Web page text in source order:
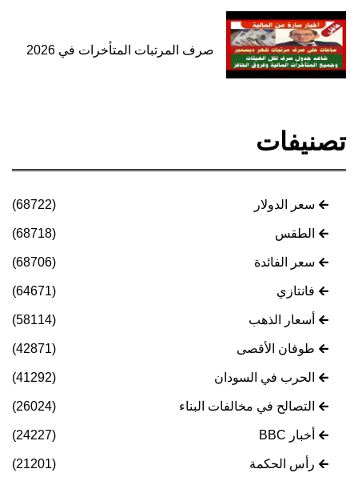
صرف المرتبات المتأخرات في 2026
تصنيفات
سعر الدولار (68722)
الطقس (68718)
سعر الفائدة (68706)
فانتازي (64671)
أسعار الذهب (58114)
طوفان الأقصى (42871)
الحرب في السودان (41292)
التصالح في مخالفات البناء (26024)
أخبار BBC (24227)
رأس الحكمة (21201)